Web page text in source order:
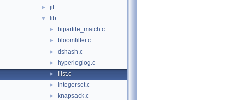
► jit
▼ lib
► bipartite_match.c
► bloomfilter.c
► dshash.c
► hyperloglog.c
► ilist.c
► integerset.c
► knapsack.c